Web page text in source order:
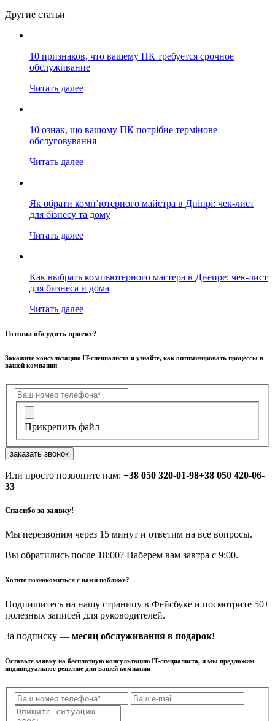
Другие статьи
10 признаков, что вашему ПК требуется срочное
обслуживание
Читать далее
10 ознак, що вашому ПК потрібне термінове
обслуговування
Читать далее
Як обрати комп’ютерного майстра в Дніпрі: чек-лист
для бізнесу та дому
Читать далее
Как выбрать компьютерного мастера в Днепре: чек-лист
для бизнеса и дома
Читать далее
Готовы обсудить проект?
Закажите консультацию IT-специалиста и узнайте, как оптимизировать процессы в
вашей компании
Прикрепить файл
заказать звонок
Или просто позвоните нам: +38 050 320-01-98+38 050 420-06-
33
Спасибо за заявку!
Мы перезвоним через 15 минут и ответим на все вопросы.
Вы обратились после 18:00? Наберем вам завтра с 9:00.
Хотите познакомиться с нами поближе?
Подпишитесь на нашу страницу в Фейсбуке и посмотрите 50+
полезных записей для руководителей.
За подписку — месяц обслуживания в подарок!
Оставьте заявку на бесплатную консультацию IT-специалиста, и мы предложим
индивидуальное решение для вашей компании